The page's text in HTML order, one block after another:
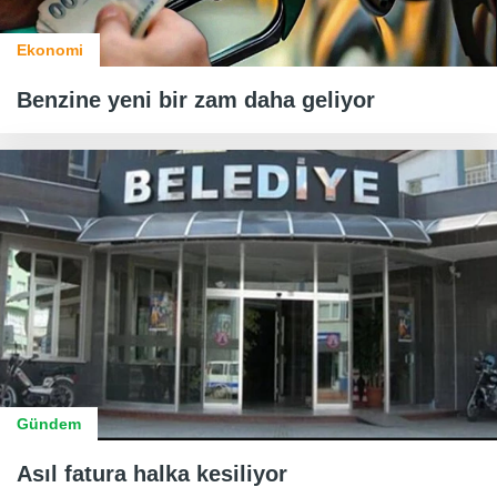
Ekonomi
Benzine yeni bir zam daha geliyor
Gündem
Asıl fatura halka kesiliyor